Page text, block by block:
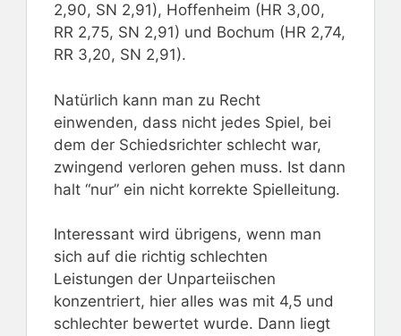
2,90, SN 2,91), Hoffenheim (HR 3,00,
RR 2,75, SN 2,91) und Bochum (HR 2,74,
RR 3,20, SN 2,91).
Natürlich kann man zu Recht
einwenden, dass nicht jedes Spiel, bei
dem der Schiedsrichter schlecht war,
zwingend verloren gehen muss. Ist dann
halt “nur” ein nicht korrekte Spielleitung.
Interessant wird übrigens, wenn man
sich auf die richtig schlechten
Leistungen der Unparteiischen
konzentriert, hier alles was mit 4,5 und
schlechter bewertet wurde. Dann liegt